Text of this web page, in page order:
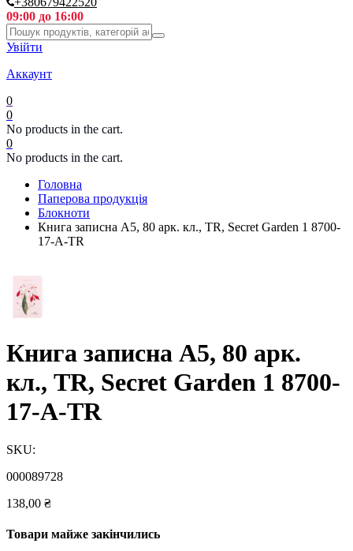
09:00 до 16:00
Увійти
Аккаунт
0
0
No products in the cart.
0
No products in the cart.
Головна
Паперова продукція
Блокноти
Книга записна A5, 80 арк. кл., TR, Secret Garden 1 8700-
17-A-TR
Книга записна A5, 80 арк.
кл., TR, Secret Garden 1 8700-
17-A-TR
SKU:
000089728
138,00 ₴
Товари майже закінчились